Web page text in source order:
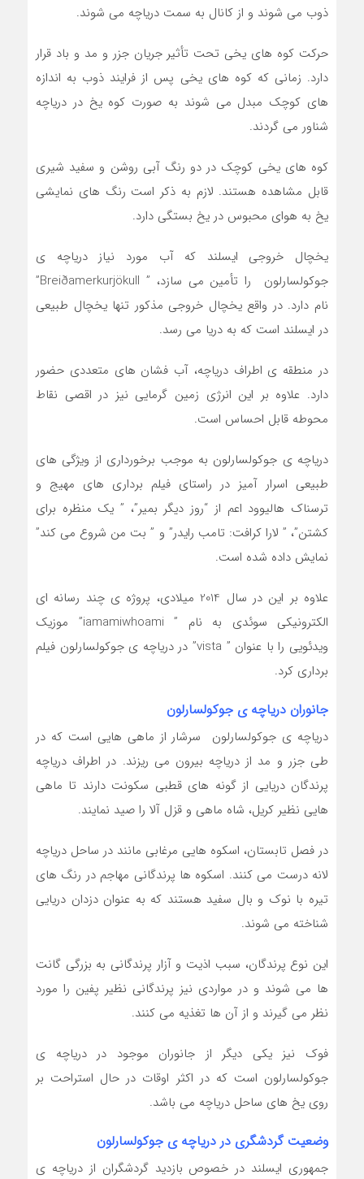
ذوب می شوند و از کانال به سمت دریاچه می شوند.
حرکت کوه های یخی تحت تأثیر جریان جزر و مد و باد قرار
دارد. زمانی که کوه های یخی پس از فرایند ذوب به اندازه
های کوچک مبدل می شوند به صورت کوه یخ در دریاچه
شناور می گردند.
کوه های یخی کوچک در دو رنگ آبی روشن و سفید شیری
قابل مشاهده هستند. لازم به ذکر است رنگ های نمایشی
یخ به هوای محبوس در یخ بستگی دارد.
یخچال خروجی ایسلند که آب مورد نیاز دریاچه ی
جوکولسارلون را تأمین می سازد، ” Breiðamerkurjökull”
نام دارد. در واقع یخچال خروجی مذکور تنها یخچال طبیعی
در ایسلند است که به دریا می رسد.
در منطقه ی اطراف دریاچه، آب فشان های متعددی حضور
دارد. علاوه بر این انرژی زمین گرمایی نیز در اقصی نقاط
محوطه قابل احساس است.
دریاچه ی جوکولسارلون به موجب برخورداری از ویژگی های
طبیعی اسرار آمیز در راستای فیلم برداری های مهیج و
ترسناک هالیوود اعم از “روز دیگر بمیر”، ” یک منظره برای
کشتن”، ” لارا کرافت: تامب رایدر” و ” بت من شروع می کند”
نمایش داده شده است.
علاوه بر این در سال 2014 میلادی، پروژه ی چند رسانه ای
الکترونیکی سوئدی به نام ” iamamiwhoami” موزیک
ویدئویی را با عنوان ” vista” در دریاچه ی جوکولسارلون فیلم
برداری کرد.
جانوران دریاچه ی جوکولسارلون
دریاچه ی جوکولسارلون سرشار از ماهی هایی است که در
طی جزر و مد از دریاچه بیرون می ریزند. در اطراف دریاچه
پرندگان دریایی از گونه های قطبی سکونت دارند تا ماهی
هایی نظیر کریل، شاه ماهی و قزل آلا را صید نمایند.
در فصل تابستان، اسکوه هایی مرغابی مانند در ساحل دریاچه
لانه درست می کنند. اسکوه ها پرندگانی مهاجم در رنگ های
تیره با نوک و بال سفید هستند که به عنوان دزدان دریایی
شناخته می شوند.
این نوع پرندگان، سبب اذیت و آزار پرندگانی به بزرگی گانت
ها می شوند و در مواردی نیز پرندگانی نظیر پفین را مورد
نظر می گیرند و از آن ها تغذیه می کنند.
فوک نیز یکی دیگر از جانوران موجود در دریاچه ی
جوکولسارلون است که در اکثر اوقات در حال استراحت بر
روی یخ های ساحل دریاچه می باشد.
وضعیت گردشگری در دریاچه ی جوکولسارلون
جمهوری ایسلند در خصوص بازدید گردشگران از دریاچه ی